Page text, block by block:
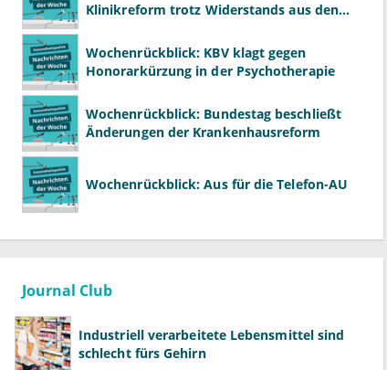
Klinikreform trotz Widerstands aus den
Wochenrückblick: KBV klagt gegen
Honorarkürzung in der Psychotherapie
Wochenrückblick: Bundestag beschließt
Änderungen der Krankenhausreform
Wochenrückblick: Aus für die Telefon-AU
Journal Club
Industriell verarbeitete Lebensmittel sind
schlecht fürs Gehirn